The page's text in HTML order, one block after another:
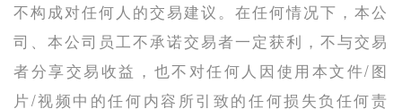
不构成对任何人的交易建议。在任何情况下，本公
司、本公司员工不承诺交易者一定获利，不与交易
者分享交易收益，也不对任何人因使用本文件/图
片/视频中的任何内容所引致的任何损失负任何责